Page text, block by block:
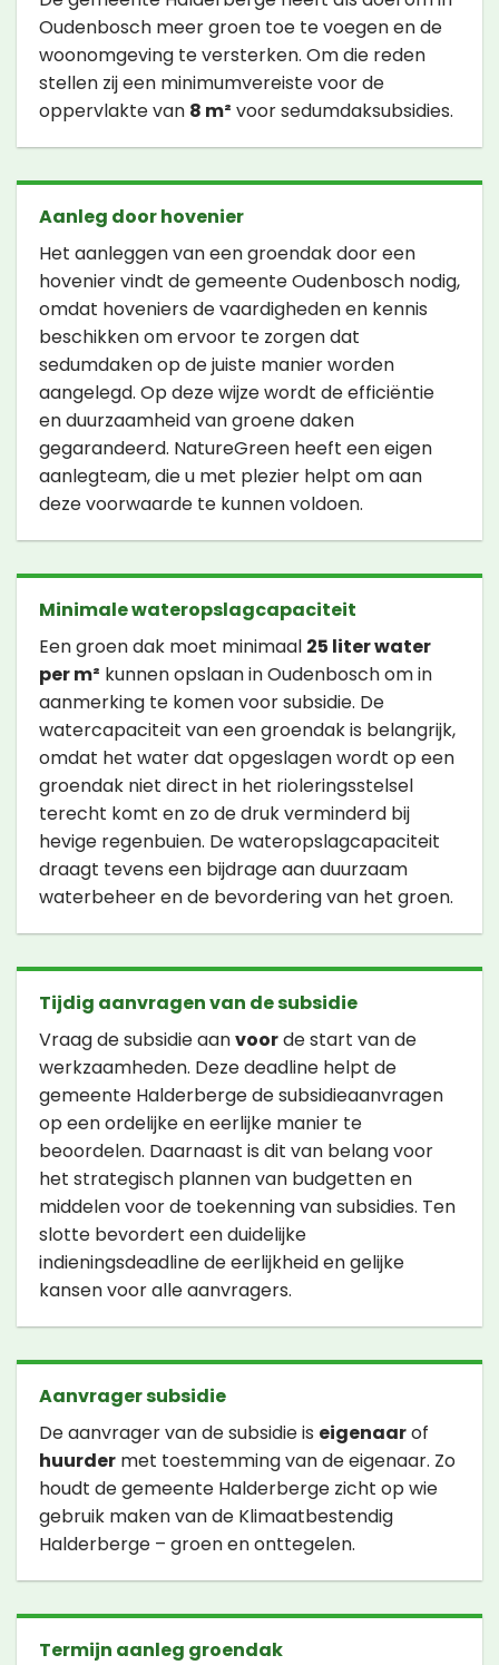
Oudenbosch meer groen toe te voegen en de
woonomgeving te versterken. Om die reden
stellen zij een minimumvereiste voor de
oppervlakte van 8 m² voor sedumdaksubsidies.
Aanleg door hovenier
Het aanleggen van een groendak door een
hovenier vindt de gemeente Oudenbosch nodig,
omdat hoveniers de vaardigheden en kennis
beschikken om ervoor te zorgen dat
sedumdaken op de juiste manier worden
aangelegd. Op deze wijze wordt de efficiëntie
en duurzaamheid van groene daken
gegarandeerd. NatureGreen heeft een eigen
aanlegteam, die u met plezier helpt om aan
deze voorwaarde te kunnen voldoen.
Minimale wateropslagcapaciteit
Een groen dak moet minimaal 25 liter water
per m² kunnen opslaan in Oudenbosch om in
aanmerking te komen voor subsidie. De
watercapaciteit van een groendak is belangrijk,
omdat het water dat opgeslagen wordt op een
groendak niet direct in het rioleringsstelsel
terecht komt en zo de druk verminderd bij
hevige regenbuien. De wateropslagcapaciteit
draagt tevens een bijdrage aan duurzaam
waterbeheer en de bevordering van het groen.
Tijdig aanvragen van de subsidie
Vraag de subsidie aanvoorde start van de
werkzaamheden. Deze deadline helpt de
gemeente Halderberge de subsidieaanvragen
op een ordelijke en eerlijke manier te
beoordelen. Daarnaast is dit van belang voor
het strategisch plannen van budgetten en
middelen voor de toekenning van subsidies. Ten
slotte bevordert een duidelijke
indieningsdeadline de eerlijkheid en gelijke
kansen voor alle aanvragers.
Aanvrager subsidie
De aanvrager van de subsidie is eigenaarof
huurder met toestemming van de eigenaar. Zo
houdt de gemeente Halderberge zicht op wie
gebruik maken van de Klimaatbestendig
Halderberge – groen en onttegelen.
Termijn aanleg groendak